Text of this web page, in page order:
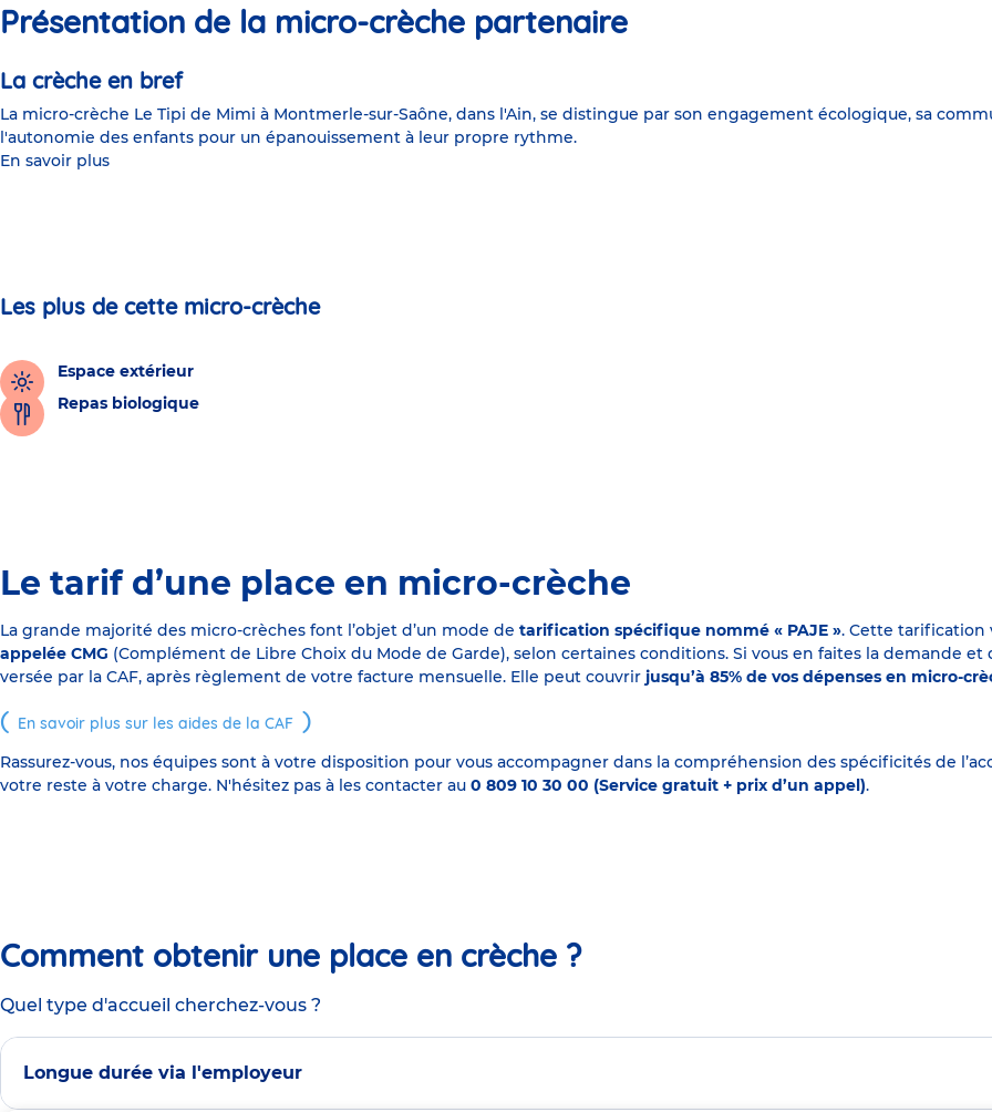
Présentation de la micro-crèche partenaire
La crèche en bref
La micro-crèche Le Tipi de Mimi à Montmerle-sur-Saône, dans l'Ain, se distingue par son engagement écologique, sa
l'autonomie des enfants pour un épanouissement à leur propre rythme.
En savoir plus
Les plus de cette micro-crèche
Espace extérieur
Repas biologique
Le tarif d’une place en micro-crèche
La grande majorité des micro-crèches font l’objet d’un mode de tarification spécifique nommé « PAJE ». Cette tarification
appelée CMG (Complément de Libre Choix du Mode de Garde), selon certaines conditions. Si vous en faites la demande
versée par la CAF, après règlement de votre facture mensuelle. Elle peut couvrir jusqu’à 85% de vos dépenses en micro-
En savoir plus sur les aides de la CAF
Rassurez-vous, nos équipes sont à votre disposition pour vous accompagner dans la compréhension des spécificités de
votre reste à votre charge. N'hésitez pas à les contacter au 0 809 10 30 00 (Service gratuit + prix d’un appel).
Comment obtenir une place en crèche ?
Quel type d'accueil cherchez-vous ?
Longue durée via l'employeur